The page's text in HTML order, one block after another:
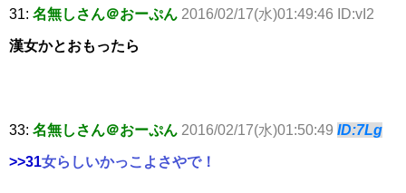
31: 名無しさん＠おーぷん 2016/02/17(水)01:49:46 ID:vI2
漢女かとおもったら
33: 名無しさん＠おーぷん 2016/02/17(水)01:50:49 ID:7Lg
>>31女らしいかっこよさやで！